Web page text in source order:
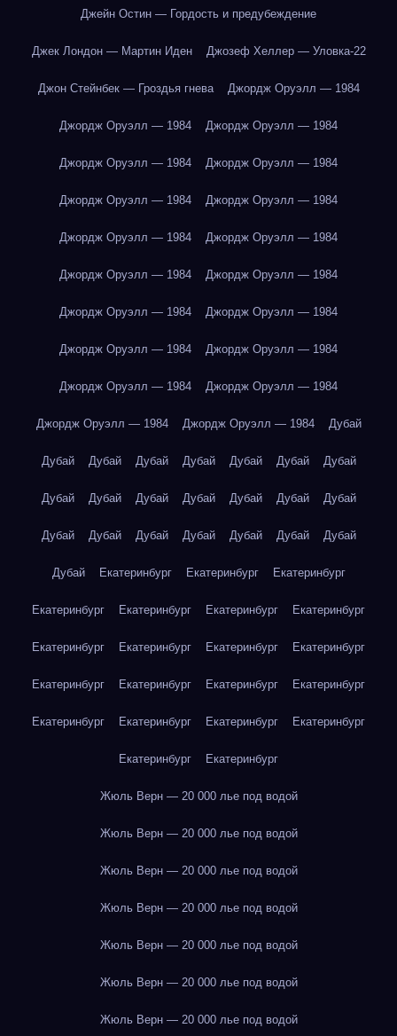
Джейн Остин — Гордость и предубеждение
Джек Лондон — Мартин Иден Джозеф Хеллер — Уловка-22
Джон Стейнбек — Гроздья гнева Джордж Оруэлл — 1984
Джордж Оруэлл — 1984 Джордж Оруэлл — 1984
Джордж Оруэлл — 1984 Джордж Оруэлл — 1984
Джордж Оруэлл — 1984 Джордж Оруэлл — 1984
Джордж Оруэлл — 1984 Джордж Оруэлл — 1984
Джордж Оруэлл — 1984 Джордж Оруэлл — 1984
Джордж Оруэлл — 1984 Джордж Оруэлл — 1984
Джордж Оруэлл — 1984 Джордж Оруэлл — 1984
Джордж Оруэлл — 1984 Джордж Оруэлл — 1984
Джордж Оруэлл — 1984 Джордж Оруэлл — 1984 Дубай
Дубай Дубай Дубай Дубай Дубай Дубай Дубай
Дубай Дубай Дубай Дубай Дубай Дубай Дубай
Дубай Дубай Дубай Дубай Дубай Дубай Дубай
Дубай Екатеринбург Екатеринбург Екатеринбург
Екатеринбург Екатеринбург Екатеринбург Екатеринбург
Екатеринбург Екатеринбург Екатеринбург Екатеринбург
Екатеринбург Екатеринбург Екатеринбург Екатеринбург
Екатеринбург Екатеринбург Екатеринбург Екатеринбург
Екатеринбург Екатеринбург
Жюль Верн — 20 000 лье под водой
Жюль Верн — 20 000 лье под водой
Жюль Верн — 20 000 лье под водой
Жюль Верн — 20 000 лье под водой
Жюль Верн — 20 000 лье под водой
Жюль Верн — 20 000 лье под водой
Жюль Верн — 20 000 лье под водой